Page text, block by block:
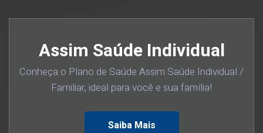
Assim Saúde Individual
Conheça o Plano de Saúde Assim Saúde Individual /
Familiar, ideal para você e sua família!
Saiba Mais